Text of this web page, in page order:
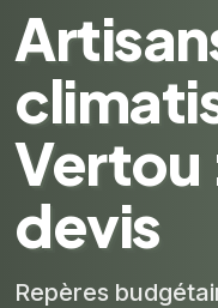
Vertou
devis
Repères